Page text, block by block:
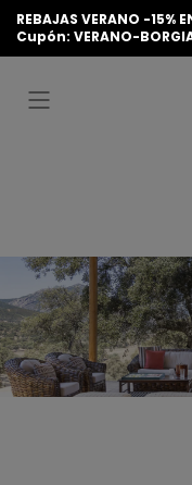
IR AL
CONTENIDO
REBAJAS VERANO -15%
Cupón: VERANO-